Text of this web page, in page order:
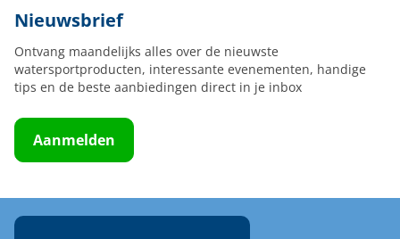
Nieuwsbrief
Ontvang maandelijks alles over de nieuwste
watersportproducten, interessante evenementen, handige
tips en de beste aanbiedingen direct in je inbox
Aanmelden